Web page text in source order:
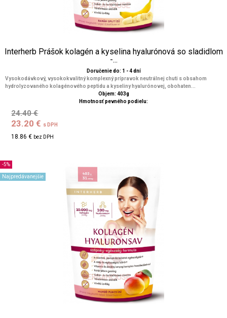
Interherb Prášok kolagén a kyselina hyalurónová so sladidlom
-...
Doručenie do: 1 - 4 dní
Vysokodávkový, vysokokvalitný komplexný prípravok neutrálnej chuti s obsahom
hydrolyzovaného kolagénového peptidu a kyseliny hyalurónovej, obohaten...
Objem: 403g
Hmotnosť pevného podielu:
24.40 €
23.20 € s DPH
18.86 € bez DPH
-5%
Najpredávanejšie